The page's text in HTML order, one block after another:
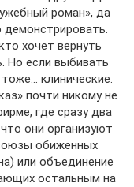
роман», да
хочет вернуть
Но если выбивать
клинические.
почти никому не
где сразу два
они организуют
обиженных
или объединение
остальным на